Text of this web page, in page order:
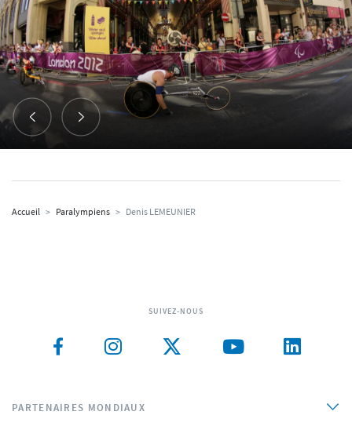
Accueil > Paralympiens > Denis LEMEUNIER
SUIVEZ-NOUS
PARTENAIRES MONDIAUX